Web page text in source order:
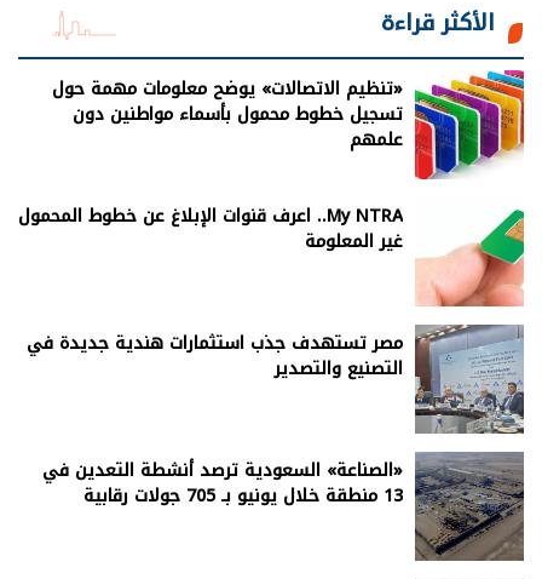
الأكثر قراءة
«تنظيم الاتصالات» يوضح معلومات مهمة حول
تسجيل خطوط محمول بأسماء مواطنين دون
علمهم
My NTRA.. اعرف قنوات الإبلاغ عن خطوط المحمول
غير المعلومة
مصر تستهدف جذب استثمارات هندية جديدة في
التصنيع والتصدير
«الصناعة» السعودية ترصد أنشطة التعدين في
13 منطقة خلال يونيو بـ 705 جولات رقابية